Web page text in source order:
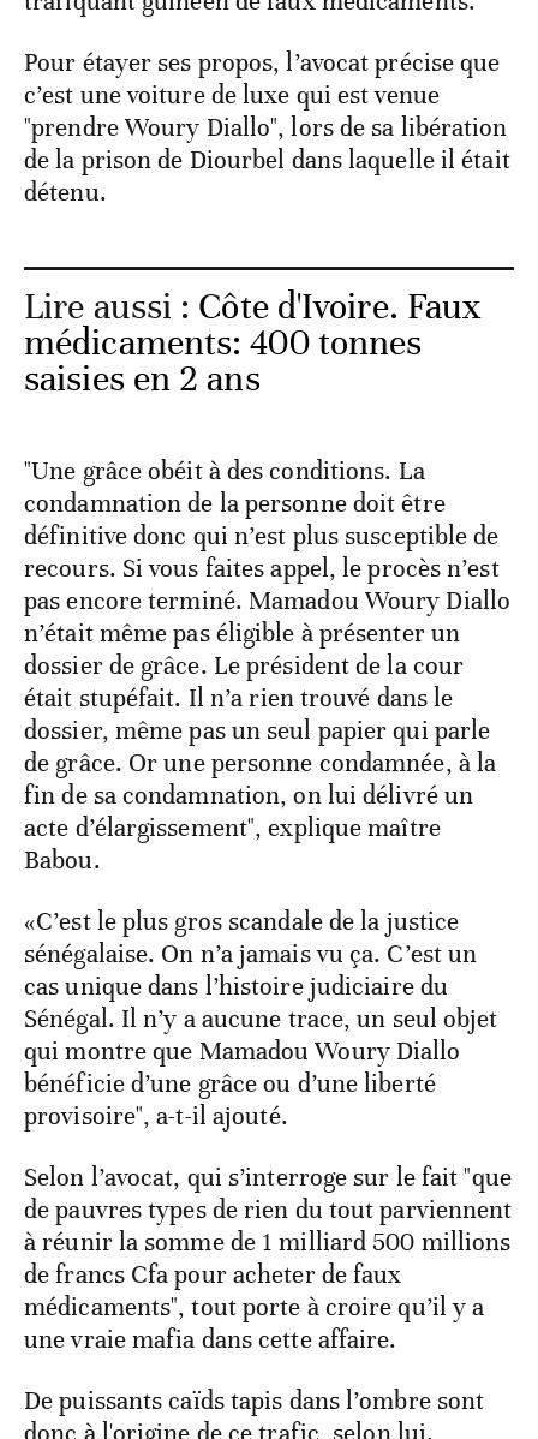
Pour étayer ses propos, l’avocat précise que
c’est une voiture de luxe qui est venue
"prendre Woury Diallo", lors de sa libération
de la prison de Diourbel dans laquelle il était
détenu.
Lire aussi : Côte d'Ivoire. Faux
médicaments: 400 tonnes
saisies en 2 ans
"Une grâce obéit à des conditions. La
condamnation de la personne doit être
définitive donc qui n’est plus susceptible de
recours. Si vous faites appel, le procès n’est
pas encore terminé. Mamadou Woury Diallo
n’était même pas éligible à présenter un
dossier de grâce. Le président de la cour
était stupéfait. Il n’a rien trouvé dans le
dossier, même pas un seul papier qui parle
de grâce. Or une personne condamnée, à la
fin de sa condamnation, on lui délivré un
acte d’élargissement", explique maître
Babou.
«C’est le plus gros scandale de la justice
sénégalaise. On n’a jamais vu ça. C’est un
cas unique dans l’histoire judiciaire du
Sénégal. Il n’y a aucune trace, un seul objet
qui montre que Mamadou Woury Diallo
bénéficie d’une grâce ou d’une liberté
provisoire", a-t-il ajouté.
Selon l’avocat, qui s’interroge sur le fait "que
de pauvres types de rien du tout parviennent
à réunir la somme de 1 milliard 500 millions
de francs Cfa pour acheter de faux
médicaments", tout porte à croire qu’il y a
une vraie mafia dans cette affaire.
De puissants caïds tapis dans l’ombre sont